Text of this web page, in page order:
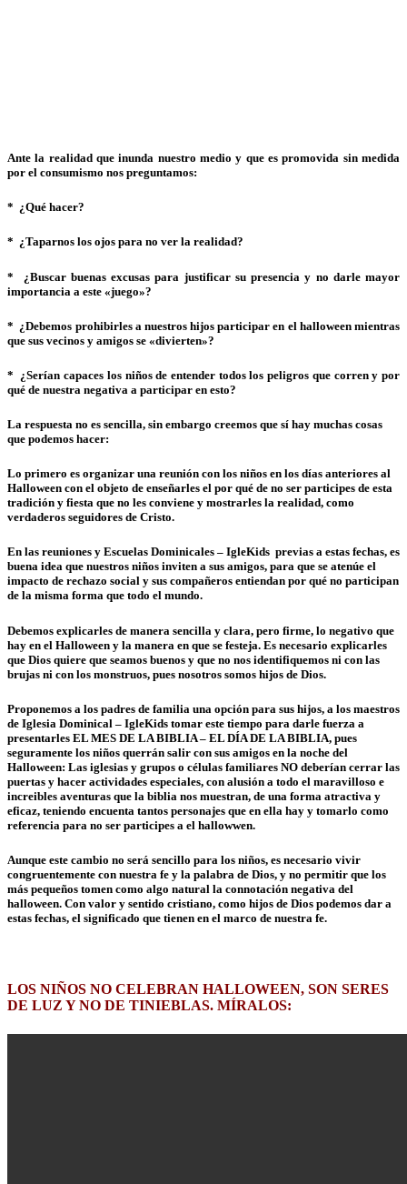
Ante la realidad que inunda nuestro medio y que es promovida sin medida
por el consumismo nos preguntamos:
* ¿Qué hacer?
* ¿Taparnos los ojos para no ver la realidad?
* ¿Buscar buenas excusas para justificar su presencia y no darle mayor
importancia a este «juego»?
* ¿Debemos prohibirles a nuestros hijos participar en el halloween mientras
que sus vecinos y amigos se «divierten»?
* ¿Serían capaces los niños de entender todos los peligros que corren y por
qué de nuestra negativa a participar en esto?
La respuesta no es sencilla, sin embargo creemos que sí hay muchas cosas
que podemos hacer:
Lo primero es organizar una reunión con los niños en los días anteriores al
Halloween con el objeto de enseñarles el por qué de no ser participes de esta
tradición y fiesta que no les conviene y mostrarles la realidad, como
verdaderos seguidores de Cristo.
En las reuniones y Escuelas Dominicales – IgleKids previas a estas fechas, es
buena idea que nuestros niños inviten a sus amigos, para que se atenúe el
impacto de rechazo social y sus compañeros entiendan por qué no participan
de la misma forma que todo el mundo.
Debemos explicarles de manera sencilla y clara, pero firme, lo negativo que
hay en el Halloween y la manera en que se festeja. Es necesario explicarles
que Dios quiere que seamos buenos y que no nos identifiquemos ni con las
brujas ni con los monstruos, pues nosotros somos hijos de Dios.
Proponemos a los padres de familia una opción para sus hijos, a los maestros
de Iglesia Dominical – IgleKids tomar este tiempo para darle fuerza a
presentarles EL MES DE LA BIBLIA – EL DÍA DE LA BIBLIA, pues
seguramente los niños querrán salir con sus amigos en la noche del
Halloween: Las iglesias y grupos o células familiares NO deberían cerrar las
puertas y hacer actividades especiales, con alusión a todo el maravilloso e
increibles aventuras que la biblia nos muestran, de una forma atractiva y
eficaz, teniendo encuenta tantos personajes que en ella hay y tomarlo como
referencia para no ser participes a el hallowwen.
Aunque este cambio no será sencillo para los niños, es necesario vivir
congruentemente con nuestra fe y la palabra de Dios, y no permitir que los
más pequeños tomen como algo natural la connotación negativa del
halloween. Con valor y sentido cristiano, como hijos de Dios podemos dar a
estas fechas, el significado que tienen en el marco de nuestra fe.
LOS NIÑOS NO CELEBRAN HALLOWEEN, SON SERES
DE LUZ Y NO DE TINIEBLAS. MÍRALOS: